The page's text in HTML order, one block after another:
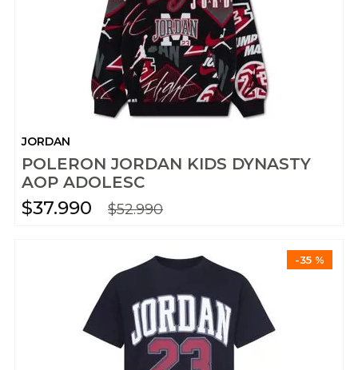
JORDAN
POLERON JORDAN KIDS DYNASTY
AOP ADOLESC
$37.990 $52.990
-35 %